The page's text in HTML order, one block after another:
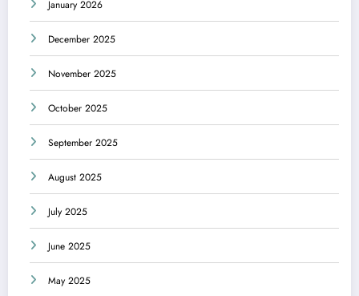
January 2026
December 2025
November 2025
October 2025
September 2025
August 2025
July 2025
June 2025
May 2025